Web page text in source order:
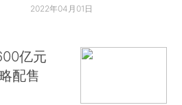
2022年04月01日
亿元
配售